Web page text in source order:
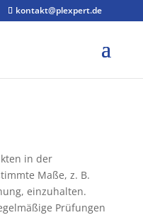
kontakt@plexpert.de
in der
Maße, z. B.
einzuhalten.
Prüfungen